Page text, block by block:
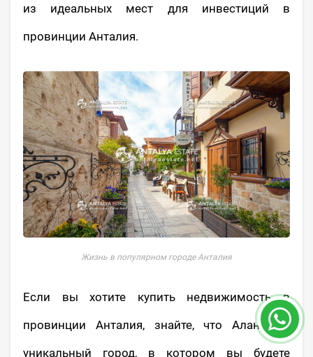
из идеальных мест для инвестиций в
провинции Анталия.
Жизнь в популярном городе Анталия
Если вы хотите купить недвижимость в
провинции Анталия, знайте, что Аланья –
уникальный город, в котором вы будете